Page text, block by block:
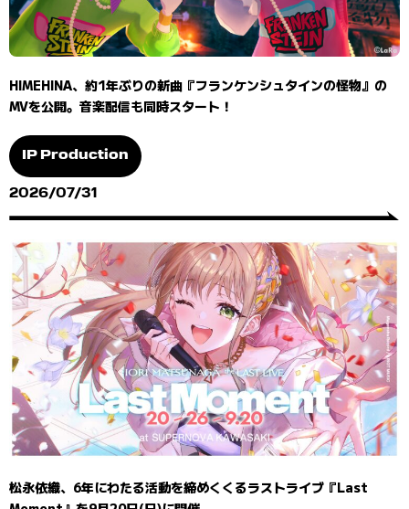
HIMEHINA、約1年ぶりの新曲『フランケンシュタインの怪物』の
MVを公開。音楽配信も同時スタート！
IP Production
2026/07/31
松永依織、6年にわたる活動を締めくくるラストライブ『Last